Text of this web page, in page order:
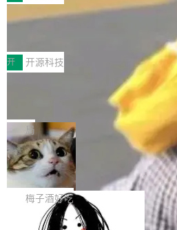
ENT，实现零拷贝传输性能提升30%、
传输性能最高提升5倍。UCL-
于自研UCL-Engine通信引擎，后续腾
持续开源更多基于UCL-Engine的高性
件。 腾讯网平团队在UCL-MPComm
个独立于业务线程的全局通信引擎（
开源 AI 编程平台 CoStrict 应用”凭借
创新与落地成效成功入选。 全链路私
助力企业AI研发安全落地 当前，越来
经开始引入 AI Coding 工具，通过调
型或企业内部部署模型提升研发效率
Coding 从个人辅助工具逐步走向团队
级应用，企业在规模化落地过程中，
可控性和代码质量提出了更高要求。
安全与合规要求。对于大多数普通研
有云模型能够满足快速试用和效率提
但对于金融、能源、医疗等对数据安
深信服AI算力网关入选工信部人工
前不久，工业和信息化部正式发布《
智能应用典型案例名单》，集中展示
各领域的应用成果，覆盖技术底座、
产品应用、支撑保障、专题等五大方向
AI算力网关（AI创新平台）成功入选
各业的Agent走向规模化建设，算力
渐丰富，用户关注的重点也在发生变
让AI用起来，还要进一步看清混合算
Token花在哪里、算力是否被充分利用
续增长的AI成本该如何优化。 深信服
正是围绕这些实际问题，从Token治
理两个方面，让用户的每一份算力都看
开 开源科技
Jeff Dean 离开 Google：一个时
束，一个实验室的开始
Google 员工编号 20。MapReduce
Bigtable 作者之一。TensorFlow 的
Gemini 的架构师。Google 首席科学
ean 在 Google 工作了 27 年后，宣
不是一个人走。一同离开的还有
wat（Google 员工编号 23，Jeff
年的编程搭档，MapReduce 和
作者）、Quoc Le（Google 大脑核心
局
🔥 SolonCode v2026.8.4 发布：
字体可调、22 种语言、记忆搜索
打开终端就能上岗的全中文编码智能
把「看得清、用母语、记得住」三件
齐。 SolonCode 是什么 SolonCode
梅子酒好吃